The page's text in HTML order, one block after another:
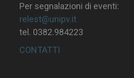
Per segnalazioni di eventi:
relest@unipv.it
tel. 0382.984223
CONTATTI